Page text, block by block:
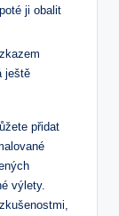
ji obalit
ještě
přidat
výlety.